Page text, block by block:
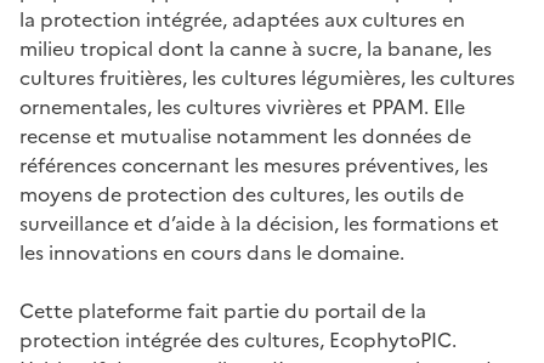
la protection intégrée, adaptées aux cultures en
milieu tropical dont la canne à sucre, la banane, les
cultures fruitières, les cultures légumières, les cultures
ornementales, les cultures vivrières et PPAM. Elle
recense et mutualise notamment les données de
références concernant les mesures préventives, les
moyens de protection des cultures, les outils de
surveillance et d’aide à la décision, les formations et
les innovations en cours dans le domaine.
Cette plateforme fait partie du portail de la
protection intégrée des cultures, EcophytoPIC.